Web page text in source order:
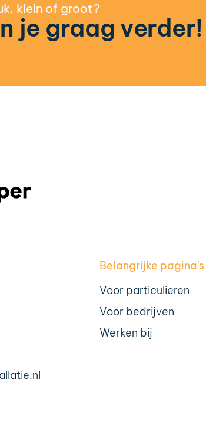
klein of groot?
je graag verder!
Belangrijke pagina's
Voor particulieren
Voor bedrijven
Werken bij